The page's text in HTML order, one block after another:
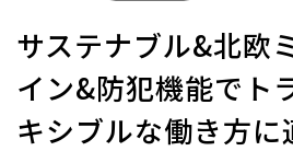
サステナブル&北欧
イン&防犯機能でト
キシブルな働き⽅に